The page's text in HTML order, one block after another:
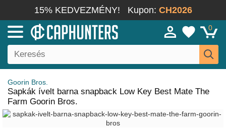
15% KEDVEZMÉNY! Kupon: CH2026
0
Goorin Bros.
Sapkák ívelt barna snapback Low Key Best Mate The
Farm Goorin Bros.